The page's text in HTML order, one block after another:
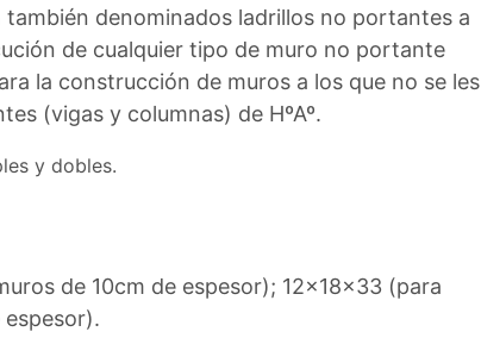
también denominados ladrillos no portantes a
de cualquier tipo de muro no portante
la construcción de muros a los que no se les
(vigas y columnas) de HºAº.
y dobles.
de 10cm de espesor); 12x18x33 (para